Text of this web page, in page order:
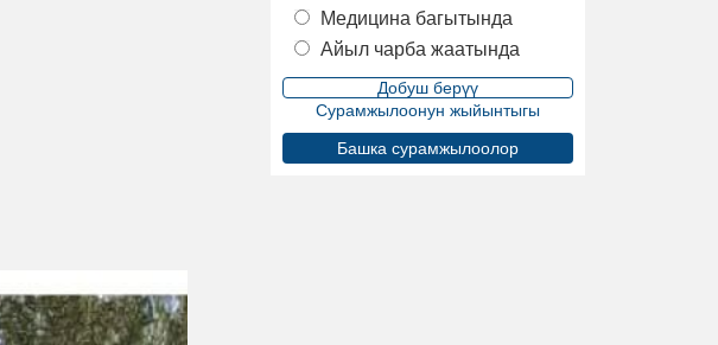
Медицина багытында
Айыл чарба жаатында
Сурамжылоонун жыйынтыгы
Башка сурамжылоолор